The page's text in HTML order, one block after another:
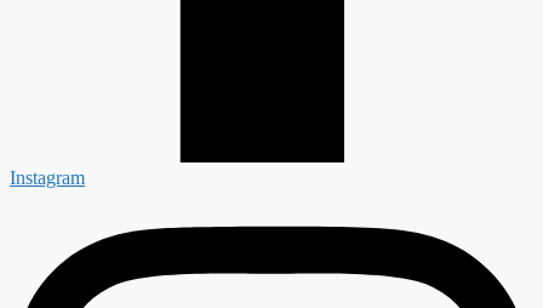
Instagram